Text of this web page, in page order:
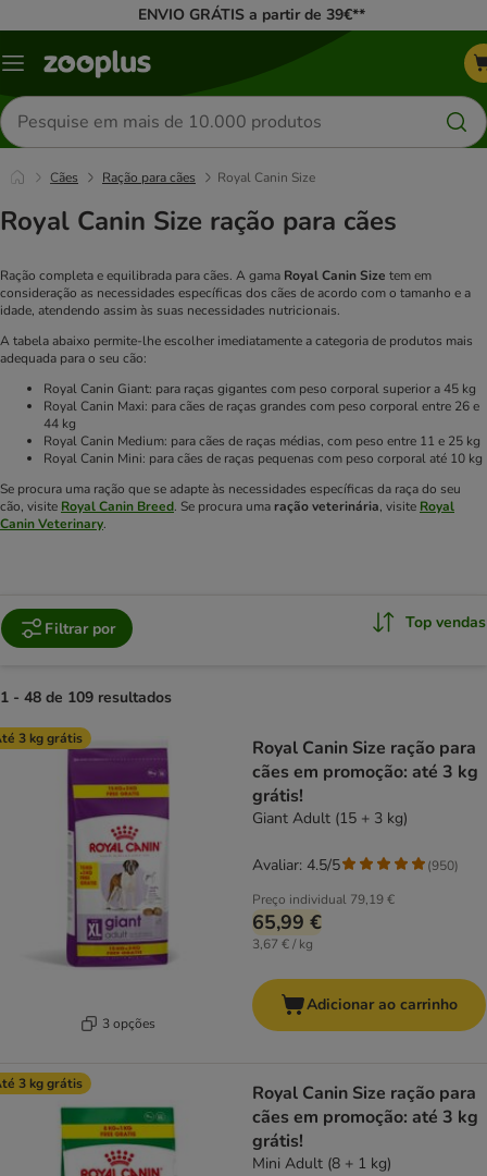
ENVIO GRÁTIS a partir de 39€**
Menu
Pesquisar
produtos
Cães Ração para cães Royal Canin Size
Royal Canin Size ração para cães
Ração completa e equilibrada para cães. A gama Royal Canin Size tem em
consideração as necessidades específicas dos cães de acordo com o tamanho e a
idade, atendendo assim às suas necessidades nutricionais.
A tabela abaixo permite-lhe escolher imediatamente a categoria de produtos mais
adequada para o seu cão:
Royal Canin Giant: para raças gigantes com peso corporal superior a 45 kg
Royal Canin Maxi: para cães de raças grandes com peso corporal entre 26 e
44 kg
Royal Canin Medium: para cães de raças médias, com peso entre 11 e 25 kg
Royal Canin Mini: para cães de raças pequenas com peso corporal até 10 kg
Se procura uma ração que se adapte às necessidades específicas da raça do seu
cão, visite Royal Canin Breed. Se procura uma ração veterinária, visite Royal
Canin Veterinary.
Filtrar por Top vendas
1 - 48 de 109 resultados
product items have been changed
3 kg grátis
3 opções
Royal Canin Size ração para
cães em promoção: até 3 kg
grátis!
Giant Adult (15 + 3 kg)
Preço individual 79,19 €
65,99 €
3,67 € / kg
Avaliar: 4.5/5 (950)
Adicionar ao carrinho
3 kg grátis
Royal Canin Size ração para
cães em promoção: até 3 kg
grátis!
Mini Adult (8 + 1 kg)